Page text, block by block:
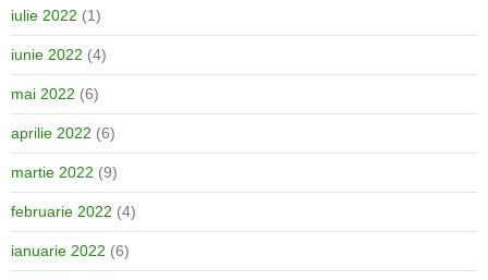
iulie 2022 (1)
iunie 2022 (4)
mai 2022 (6)
aprilie 2022 (6)
martie 2022 (9)
februarie 2022 (4)
ianuarie 2022 (6)